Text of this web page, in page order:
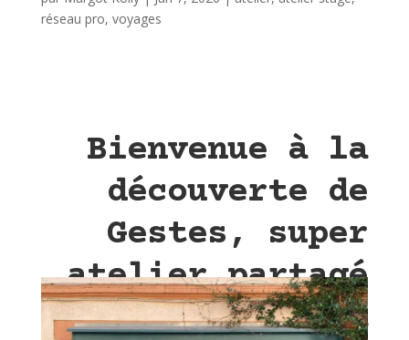
réseau pro, voyages
Bienvenue à la
découverte de
Gestes, super
atelier partagé
au cœur de la